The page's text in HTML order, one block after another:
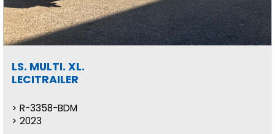
LS. MULTI. XL.
LECITRAILER
R-3358-BDM
2023